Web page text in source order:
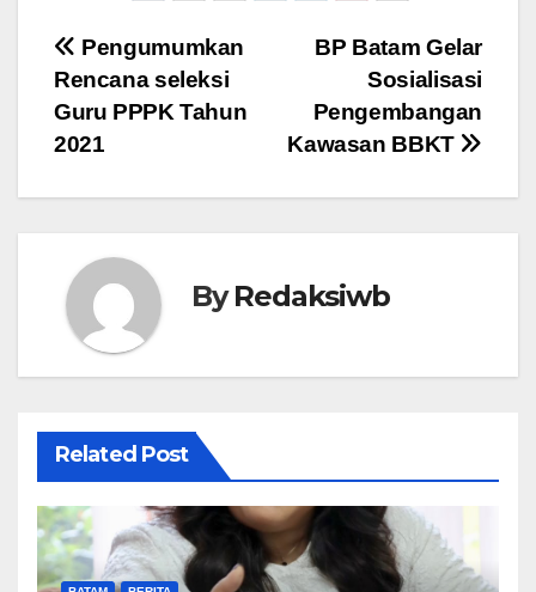
Navigasi
pos
BP Batam Gelar
Sosialisasi
Pengembangan
Kawasan BBKT
Pengumumkan
Rencana seleksi
Guru PPPK Tahun
2021
ByRedaksiwb
Related Post